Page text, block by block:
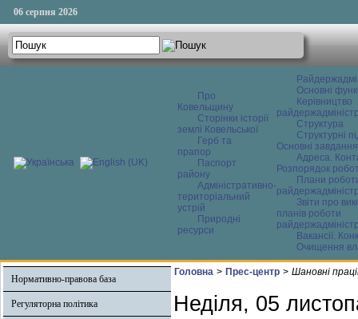
06 серпня 2026
Про
Ковельщину
Сторінки історії
землі Ковельської
Герб та
прапор
Паспорт
району
Адміністративно-
територіальний
устрій
Природні
ресурси
Основні
Керівництво
Структура
Структурні
Основні завдання
Адреса.
Розпорядок
Плани
Звіти про
планів роботи
Вакансії.
Очищення
Нормативно-правова база
Регуляторна політика
Головна > Прес-центр > Шановні
Неділя, 05